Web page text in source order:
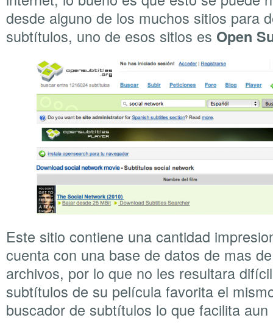
desde alguno de los muchos sitios para
subtítulos, uno de esos sitios es Open
Este sitio contiene una cantidad
cuenta con una base de datos de mas
archivos, por lo que no les resultara
subtítulos de su película favorita el
buscador de subtítulos lo que facilita